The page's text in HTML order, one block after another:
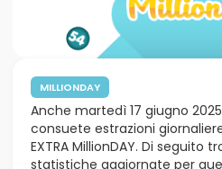
MILLIONDAY
Anche martedì 17 giugno
consuete estrazioni
EXTRA MillionDAY. Di seguito
statistiche aggiornate per